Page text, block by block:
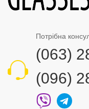
Потрібна
(063)
(096)